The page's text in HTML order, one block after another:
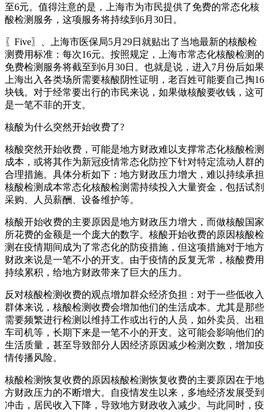
至6元。值得注意的是，上海市为市民提供了免费的常态化核
酸检测服务，这项服务将持续到6月30日。
〖Five〗、上海市医保局5月29日就贴出了当地最新的核酸检
测费用标准：每次16元。按照规定，上海市常态化核酸检测的
免费检测服务将截至到6月30日。也就是说，进入7月份后如果
上海出入各类场所需要核酸阴性证明，老百姓可能要自己掏16
块钱。对于经常要出行的市民来说，如果做核酸要收钱，这可
是一笔不菲的开支。
核酸为什么突然开始收费了?
核酸突然开始收费，可能是地方财政难以支撑常态化核酸检测
成本，或将其作为新冠疫情常态化防控下针对特定流动人群的
合理措施。具体分析如下：地方财政压力增大，难以持续承担
核酸检测成本常态化核酸检测需持续投入大量资金，包括试剂
采购、人员薪酬、设备维护等。
核酸开始收费的主要原因是地方财政压力增大，而做核酸国家
所花费的金额是一个庞大的数字。核酸开始收费的原因核酸检
测在疫情期间成为了常态化的防疫措施，但这项措施对于地方
财政来说是一笔不小的开支。由于疫情的反复无常，核酸费用
持续累积，给地方财政带来了巨大的压力。
反对核酸检测收费的观点增加群众经济负担：对于一些低收入
群体来说，核酸检测收费会增加他们的生活成本。尤其是那些
需要频繁进行检测以维持工作或出行的人员，如外卖员、出租
车司机等，长期下来是一笔不小的开支。这可能会影响他们的
生活质量，甚至导致部分人因经济原因减少检测次数，增加疫
情传播风险。
核酸检测恢复收费的原因核酸检测恢复收费的主要原因在于地
方财政压力的不断增大。自疫情发生以来，多地经济发展受到
冲击，居民收入下降，导致地方财政收入减少。与此同时，疫